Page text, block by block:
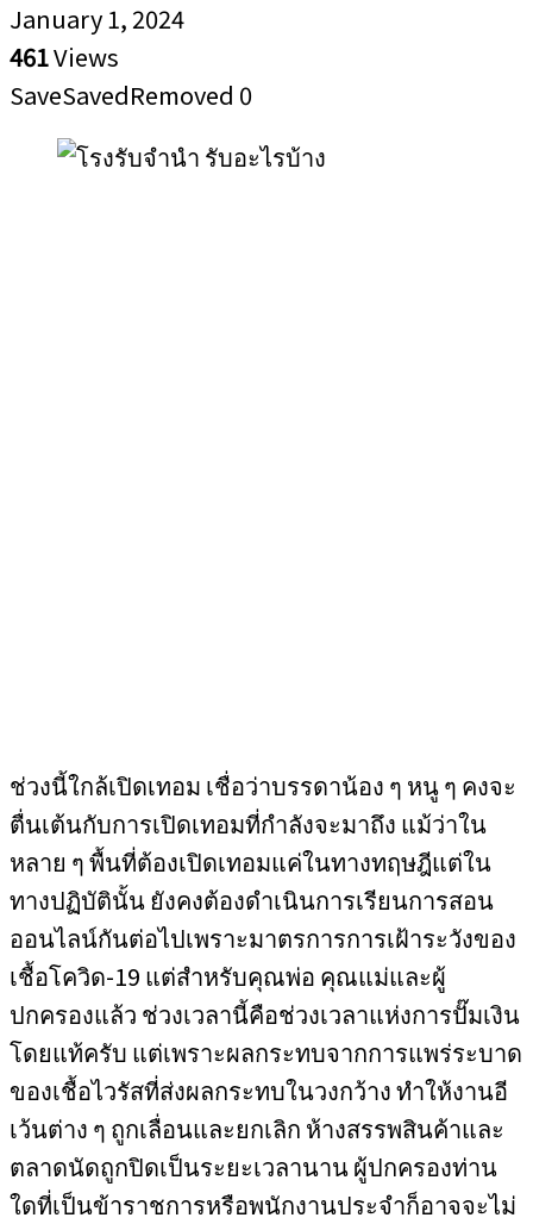
January 1, 2024
461Views
SaveSavedRemoved 0
ช่วงนี้ใกล้เปิดเทอม เชื่อว่าบรรดาน้อง ๆ หนู ๆ คงจะ
ตื่นเต้นกับการเปิดเทอมที่กำลังจะมาถึง แม้ว่าใน
หลาย ๆ พื้นที่ต้องเปิดเทอมแค่ในทางทฤษฎีแต่ใน
ทางปฏิบัตินั้น ยังคงต้องดำเนินการเรียนการสอน
ออนไลน์กันต่อไปเพราะมาตรการการเฝ้าระวังของ
เชื้อโควิด-19 แต่สำหรับคุณพ่อ คุณแม่และผู้
ปกครองแล้ว ช่วงเวลานี้คือช่วงเวลาแห่งการปั๊มเงิน
โดยแท้ครับ แต่เพราะผลกระทบจากการแพร่ระบาด
ของเชื้อไวรัสที่ส่งผลกระทบในวงกว้าง ทำให้งานอี
เว้นต่าง ๆ ถูกเลื่อนและยกเลิก ห้างสรรพสินค้าและ
ตลาดนัดถูกปิดเป็นระยะเวลานาน ผู้ปกครองท่าน
ใดที่เป็นข้าราชการหรือพนักงานประจำก็อาจจะไม่